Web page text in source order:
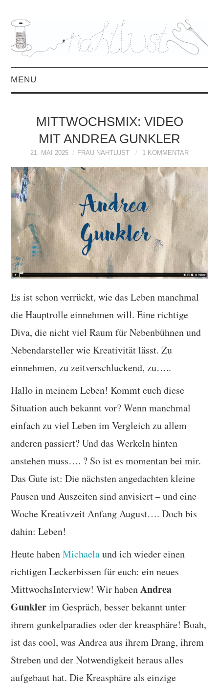
MENU
MITTWOCHSMIX &
INTERVIEWS
FREEBOOKS &
TUTORIALS
WORKSHOPS
PAPIERLIEBE AM
MONTAG
IMPRESSUM
DATENSCHUTZ
MITTWOCHSMIX: VIDEO
MIT ANDREA GUNKLER
21. MAI 2025 FRAU NAHTLUST 1 KOMMENTAR
Es ist schon verrückt, wie das Leben manchmal
die Hauptrolle einnehmen will. Eine richtige
Diva, die nicht viel Raum für Nebenbühnen und
Nebendarsteller wie Kreativität lässt. Zu
einnehmen, zu zeitverschluckend, zu…..
Hallo in meinem Leben! Kommt euch diese
Situation auch bekannt vor? Wenn manchmal
einfach zu viel Leben im Vergleich zu allem
anderen passiert? Und das Werkeln hinten
anstehen muss…. ? So ist es momentan bei mir.
Das Gute ist: Die nächsten angedachten kleine
Pausen und Auszeiten sind anvisiert – und eine
Woche Kreativzeit Anfang August…. Doch bis
dahin: Leben!
Heute habenMichaelaund ich wieder einen
richtigen Leckerbissen für euch: ein neues
MittwochsInterview! Wir habenAndrea
Gunklerim Gespräch, besser bekannt unter
ihrem gunkelparadies oder der kreasphäre! Boah,
ist das cool, was Andrea aus ihrem Drang, ihrem
Streben und der Notwendigkeit heraus alles
aufgebaut hat. Die Kreasphäre als einzige